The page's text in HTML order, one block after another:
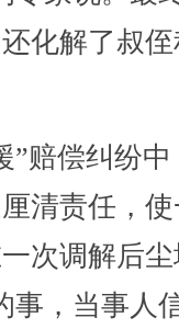
化解了叔
赔偿纠纷中
清责任，
次调解后
事，当事人